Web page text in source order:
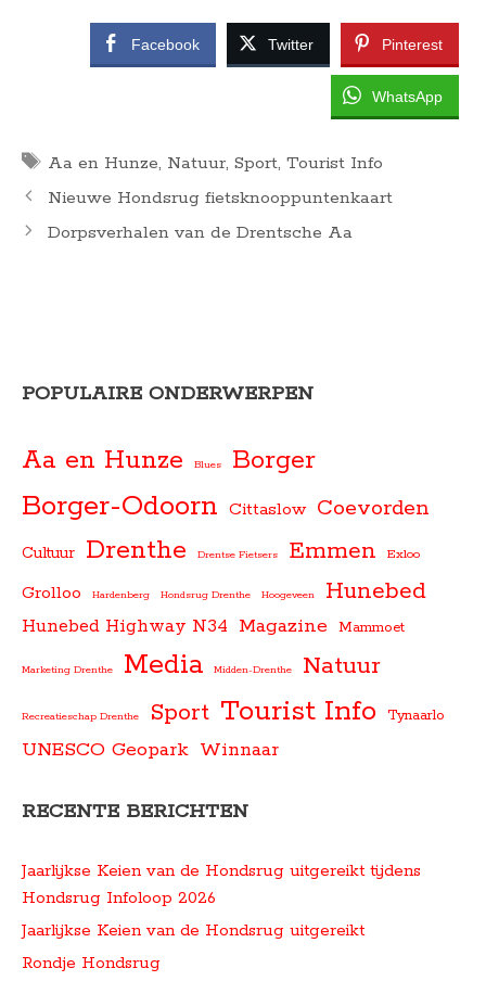
Facebook Twitter Pinterest
WhatsApp
Tags
Aa en Hunze, Natuur, Sport, Tourist Info
Nieuwe Hondsrug fietsknooppuntenkaart
Dorpsverhalen van de Drentsche Aa
POPULAIRE ONDERWERPEN
Aa en Hunze Blues Borger
Borger-Odoorn Cittaslow Coevorden
Cultuur Drenthe Drentse Fietsers Emmen Exloo
Grolloo Hardenberg Hondsrug Drenthe Hoogeveen Hunebed
Hunebed Highway N34 Magazine Mammoet
Marketing Drenthe Media Midden-Drenthe Natuur
Recreatieschap Drenthe Sport Tourist Info Tynaarlo
UNESCO Geopark Winnaar
RECENTE BERICHTEN
Jaarlijkse Keien van de Hondsrug uitgereikt tijdens
Hondsrug Infoloop 2026
Jaarlijkse Keien van de Hondsrug uitgereikt
Rondje Hondsrug